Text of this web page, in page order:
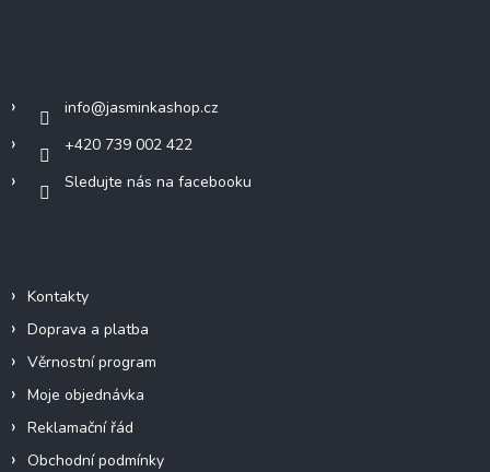
info@jasminkashop.cz
+420 739 002 422
Sledujte nás na facebooku
Kontakty
Doprava a platba
Věrnostní program
Moje objednávka
Reklamační řád
Obchodní podmínky